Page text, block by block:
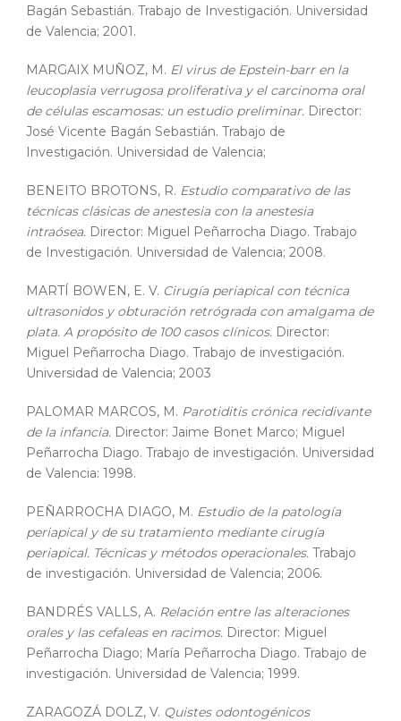
Bagán Sebastián. Trabajo de Investigación. Universidad
de Valencia; 2001.
MARGAIX MUÑOZ, M. El virus de Epstein-barr en la
leucoplasia verrugosa proliferativa y el carcinoma oral
de células escamosas: un estudio preliminar. Director:
José Vicente Bagán Sebastián. Trabajo de
Investigación. Universidad de Valencia;
BENEITO BROTONS, R. Estudio comparativo de las
técnicas clásicas de anestesia con la anestesia
intraósea. Director: Miguel Peñarrocha Diago. Trabajo
de Investigación. Universidad de Valencia; 2008.
MARTÍ BOWEN, E. V. Cirugía periapical con técnica
ultrasonidos y obturación retrógrada con amalgama de
plata. A propósito de 100 casos clínicos. Director:
Miguel Peñarrocha Diago. Trabajo de investigación.
Universidad de Valencia; 2003
PALOMAR MARCOS, M. Parotiditis crónica recidivante
de la infancia. Director: Jaime Bonet Marco; Miguel
Peñarrocha Diago. Trabajo de investigación. Universidad
de Valencia: 1998.
PEÑARROCHA DIAGO, M. Estudio de la patología
periapical y de su tratamiento mediante cirugía
periapical. Técnicas y métodos operacionales. Trabajo
de investigación. Universidad de Valencia; 2006.
BANDRÉS VALLS, A. Relación entre las alteraciones
orales y las cefaleas en racimos. Director: Miguel
Peñarrocha Diago; María Peñarrocha Diago. Trabajo de
investigación. Universidad de Valencia; 1999.
ZARAGOZÁ DOLZ, V. Quistes odontogénicos